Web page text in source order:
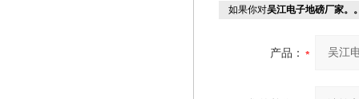
如果你对吴江电子地磅厂家。
产品：